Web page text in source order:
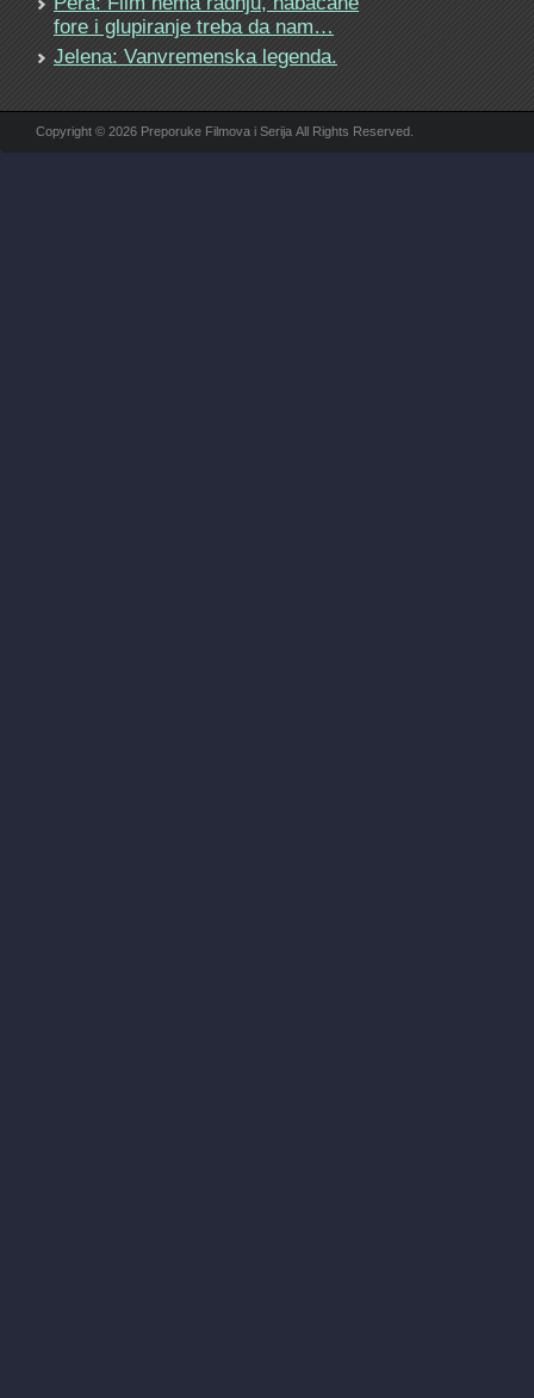
fore i glupiranje treba da nam…
Jelena: Vanvremenska legenda.
Copyright © 2026 Preporuke Filmova i Serija All Rights Reserved.